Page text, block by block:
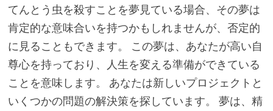
てんとう虫を殺すことを夢見ている場合、その夢は
肯定的な意味合いを持つかもしれませんが、否定的
に見ることもできます。 この夢は、あなたが高い自
尊心を持っており、人生を変える準備ができている
ことを意味します。 あなたは新しいプロジェクトと
いくつかの問題の解決策を探しています。 夢は、精